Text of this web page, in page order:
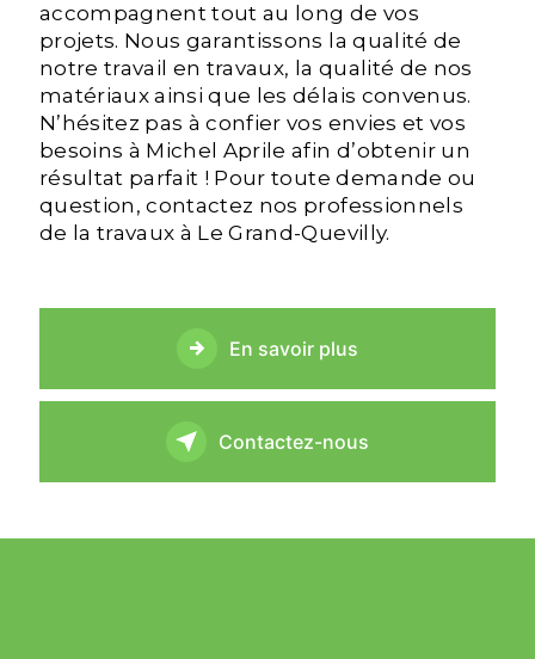
accompagnent tout au long de vos
projets. Nous garantissons la qualité de
notre travail en travaux, la qualité de nos
matériaux ainsi que les délais convenus.
N’hésitez pas à confier vos envies et vos
besoins à Michel Aprile afin d’obtenir un
résultat parfait ! Pour toute demande ou
question, contactez nos professionnels
de la travaux à Le Grand-Quevilly.
En savoir plus
Contactez-nous